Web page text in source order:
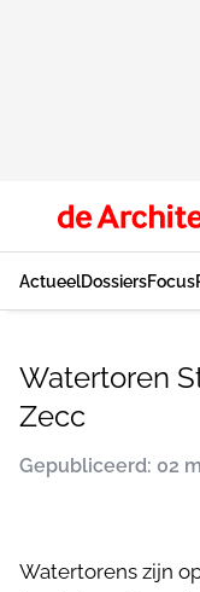
ActueelDossiersFocus
Watertoren
Zecc
Gepubliceerd: 02
Watertorens zijn